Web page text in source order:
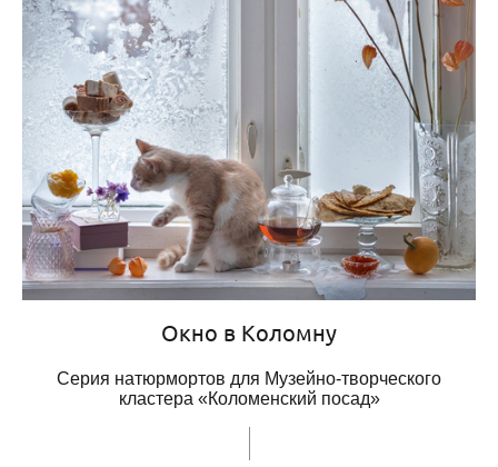
Окно в Коломну
Серия натюрмортов для Музейно-творческого
кластера «Коломенский посад»